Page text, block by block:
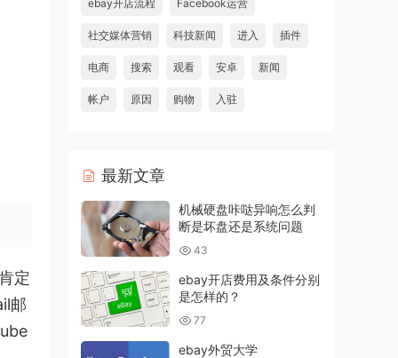
定
邮
ebay开店流程 Facebook运营
社交媒体营销 科技新闻 进入 插件
电商 搜索 观看 安卓 新闻
帐户 原因 购物 入驻
最新文章
机械硬盘咔哒异响怎么判
断是坏盘还是系统问题
43
ebay开店费用及条件分别
是怎样的？
77
ebay外贸大学